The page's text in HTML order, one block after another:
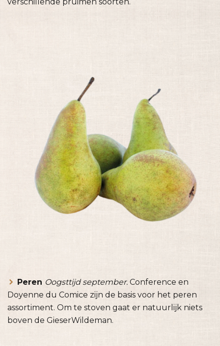
verschillende pruimen soorten.
Peren Oogsttijd september. Conference en
Doyenne du Comice zijn de basis voor het peren
assortiment. Om te stoven gaat er natuurlijk niets
boven de GieserWildeman.